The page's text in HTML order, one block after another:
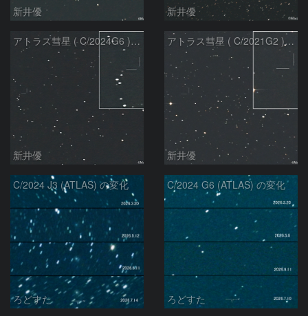
新井優 新井優
アトラス彗星 ( C/2024G6 )：2026/07/08
新井優
アトラス彗星 ( C/2021G2 )：2026/07/08
新井優
C/2024 J3 (ATLAS) の変化
ろどすた
C/2024 G6 (ATLAS) の変化
ろどすた